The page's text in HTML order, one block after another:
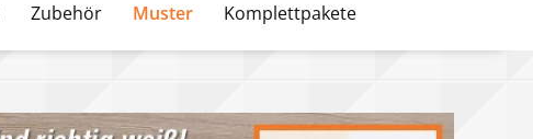
Zubehör Muster Komplettpakete